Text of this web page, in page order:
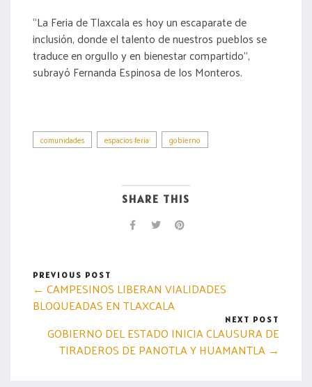
“La Feria de Tlaxcala es hoy un escaparate de
inclusión, donde el talento de nuestros pueblos se
traduce en orgullo y en bienestar compartido”,
subrayó Fernanda Espinosa de los Monteros.
comunidades espacios feria gobierno
SHARE THIS
PREVIOUS POST
← CAMPESINOS LIBERAN VIALIDADES
BLOQUEADAS EN TLAXCALA
NEXT POST
GOBIERNO DEL ESTADO INICIA CLAUSURA DE
TIRADEROS DE PANOTLA Y HUAMANTLA →